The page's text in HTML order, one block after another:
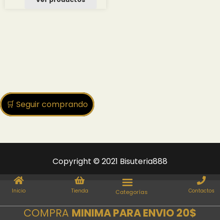
desde
🛒 Seguir comprando
Copyright © 2021 Bisuteria888
Inicio Tienda Contactos
COMPRA MINIMA PARA ENVIO 20$